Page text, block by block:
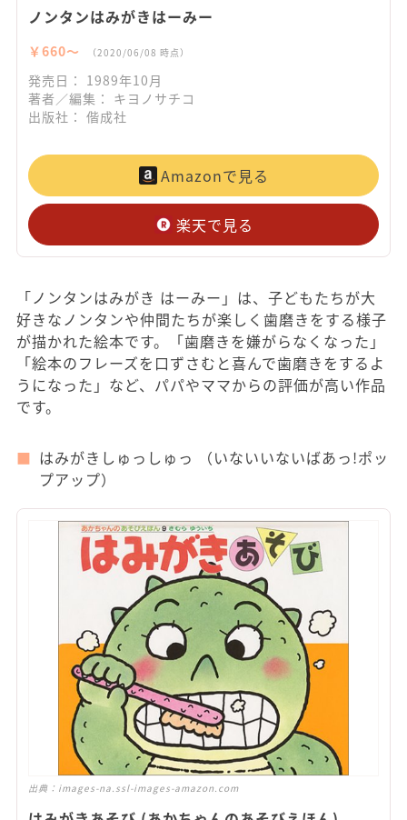
ノンタンはみがきはーみー
￥660〜 （2020/06/08 時点）
発売日： 1989年10月
著者／編集： キヨノサチコ
出版社： 偕成社
Amazonで見る
楽天で見る
「ノンタンはみがき はーみー」は、子どもたちが大
好きなノンタンや仲間たちが楽しく歯磨きをする様子
が描かれた絵本です。「歯磨きを嫌がらなくなった」
「絵本のフレーズを口ずさむと喜んで歯磨きをするよ
うになった」など、パパやママからの評価が高い作品
です。
はみがきしゅっしゅっ （いないいないばあっ!ポッ
プアップ）
出典： images-na.ssl-images-amazon.com